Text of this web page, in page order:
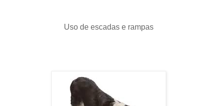
Uso de escadas e rampas